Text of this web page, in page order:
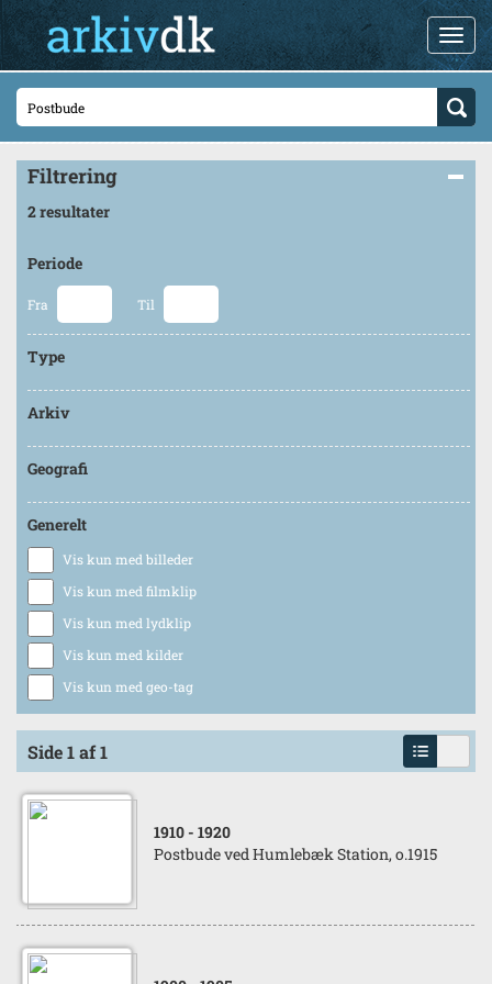
Filtrering
2 resultater
Periode
Fra Til
Type
Arkiv
Geografi
Generelt
Vis kun med billeder
Vis kun med filmklip
Vis kun med lydklip
Vis kun med kilder
Vis kun med geo-tag
Side 1 af 1
1910 - 1920
Postbude ved Humlebæk Station, o.1915